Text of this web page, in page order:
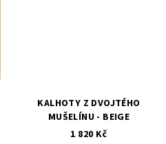
KALHOTY Z DVOJTÉHO
MUŠELÍNU - BEIGE
1 820 Kč